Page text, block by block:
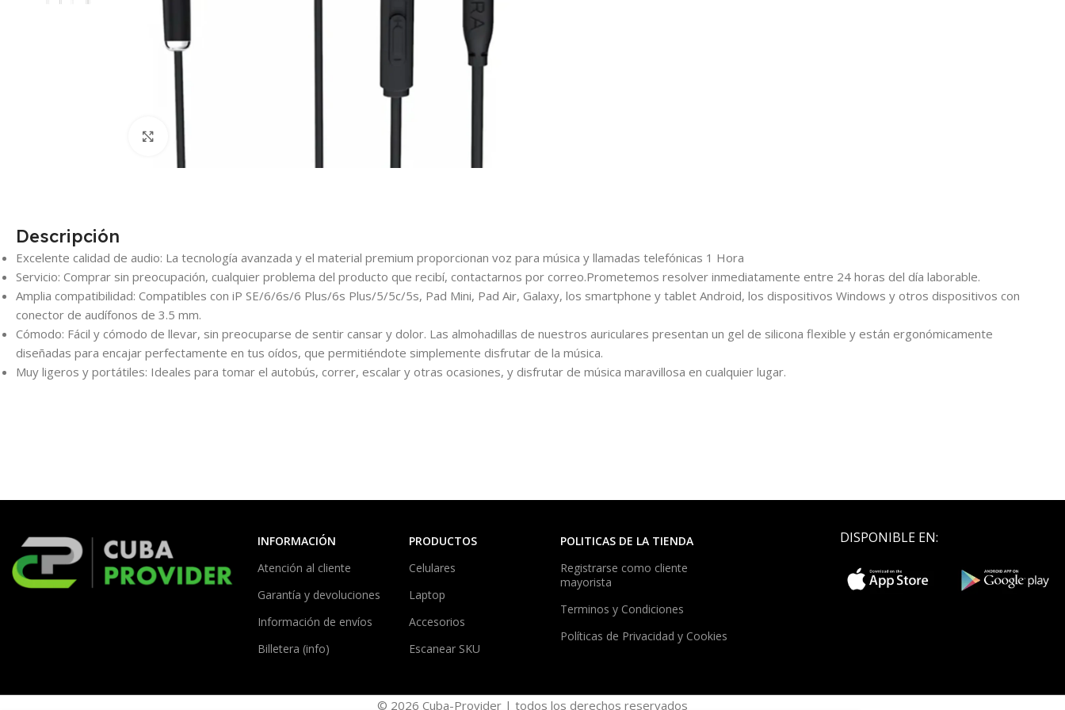
Click para agrandar
Descripción
Excelente calidad de audio: La tecnología avanzada y el material premium proporcionan voz para música y llamadas telefónicas 1 Hora
Servicio: Comprar sin preocupación, cualquier problema del producto que recibí, contactarnos por correo.Prometemos resolver inmediatamente entre 24 horas del día laborable.
Amplia compatibilidad: Compatibles con iP SE/6/6s/6 Plus/6s Plus/5/5c/5s, Pad Mini, Pad Air, Galaxy, los smartphone y tablet Android, los dispositivos Windows y otros dispositivos con
conector de audífonos de 3.5 mm.
Cómodo: Fácil y cómodo de llevar, sin preocuparse de sentir cansar y dolor. Las almohadillas de nuestros auriculares presentan un gel de silicona flexible y están ergonómicamente
diseñadas para encajar perfectamente en tus oídos, que permitiéndote simplemente disfrutar de la música.
Muy ligeros y portátiles: Ideales para tomar el autobús, correr, escalar y otras ocasiones, y disfrutar de música maravillosa en cualquier lugar.
INFORMACIÓN
Atención al cliente
Garantía y devoluciones
Información de envíos
Billetera (info)
PRODUCTOS
Celulares
Laptop
Accesorios
Escanear SKU
POLITICAS DE LA TIENDA
Registrarse como cliente
mayorista
Terminos y Condiciones
Políticas de Privacidad y Cookies
DISPONIBLE EN:
© 2026 Cuba-Provider | todos los derechos reservados